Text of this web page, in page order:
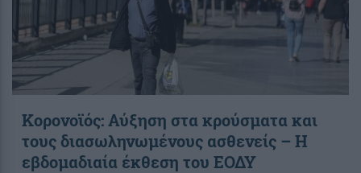
Κορονοϊός: Αύξηση στα κρούσματα και
τους διασωληνωμένους ασθενείς – Η
εβδομαδιαία έκθεση του ΕΟΔΥ